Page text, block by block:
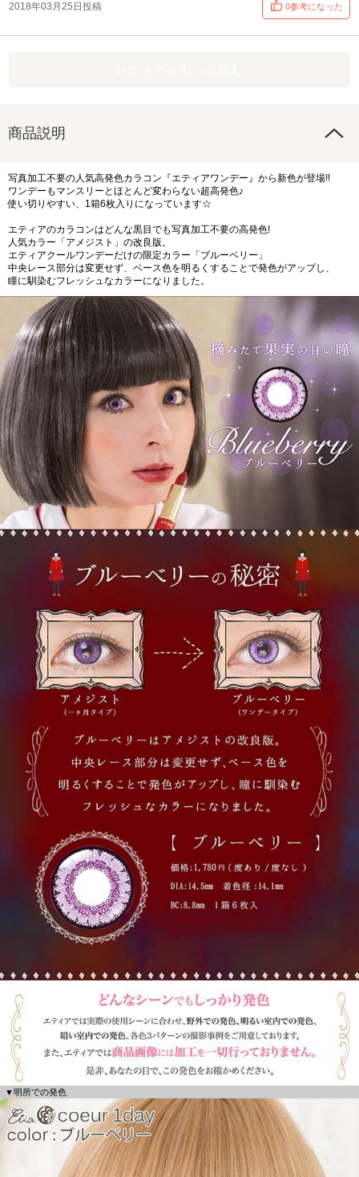
2018年03月25日投稿 0参考になった
商品説明
写真加工不要の人気高発色カラコン『エティアワンデー』から新色が登場!!
ワンデーもマンスリーとほとんど変わらない超高発色♪
使い切りやすい、1箱6枚入りになっています☆
エティアのカラコンはどんな黒目でも写真加工不要の高発色!
人気カラー「アメジスト」の改良版。
エティアクールワンデーだけの限定カラー「ブルーベリー」
中央レース部分は変更せず、ベース色を明るくすることで発色がアップし、
瞳に馴染むフレッシュなカラーになりました。
▼明所での発色